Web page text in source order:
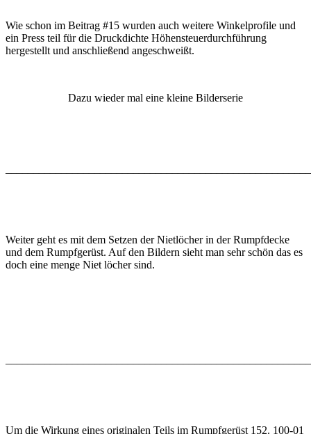
Wie schon im Beitrag #15 wurden auch weitere Winkelprofile und
ein Press teil für die Druckdichte Höhensteuerdurchführung
hergestellt und anschließend angeschweißt.
Dazu wieder mal eine kleine Bilderserie
Weiter geht es mit dem Setzen der Nietlöcher in der Rumpfdecke
und dem Rumpfgerüst. Auf den Bildern sieht man sehr schön das es
doch eine menge Niet löcher sind.
Um die Wirkung eines originalen Teils im Rumpfgerüst 152. 100-01